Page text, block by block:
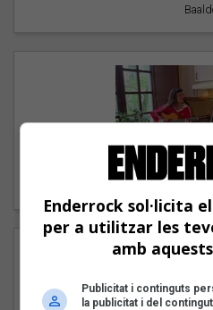
"Lo bueno
Enderrock sol·licita
per a utilitzar les
amb
Publicitat i continguts
la publicitat i del